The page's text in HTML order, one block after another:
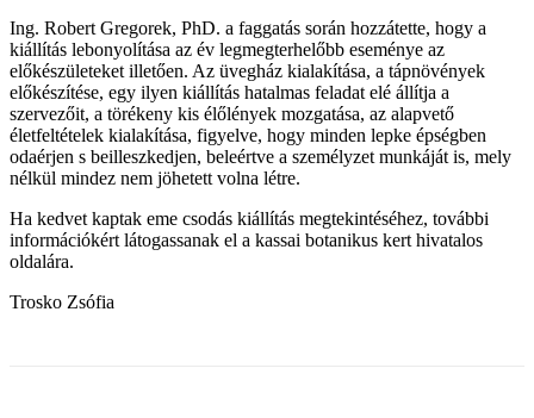
Ing. Robert Gregorek, PhD. a faggatás során hozzátette, hogy a
kiállítás lebonyolítása az év legmegterhelőbb eseménye az
előkészületeket illetően. Az üvegház kialakítása, a tápnövények
előkészítése, egy ilyen kiállítás hatalmas feladat elé állítja a
szervezőit, a törékeny kis élőlények mozgatása, az alapvető
életfeltételek kialakítása, figyelve, hogy minden lepke épségben
odaérjen s beilleszkedjen, beleértve a személyzet munkáját is, mely
nélkül mindez nem jöhetett volna létre.
Ha kedvet kaptak eme csodás kiállítás megtekintéséhez, további
információkért látogassanak el a kassai botanikus kert hivatalos
oldalára.
Trosko Zsófia